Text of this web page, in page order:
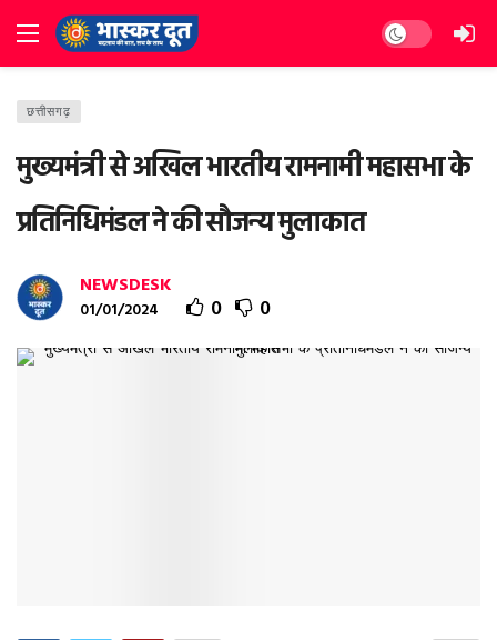
Dark mode
छत्तीसगढ़
मुख्यमंत्री से अखिल भारतीय रामनामी महासभा के
प्रतिनिधिमंडल ने की सौजन्य मुलाकात
NEWSDESK
01/01/2024 0 0